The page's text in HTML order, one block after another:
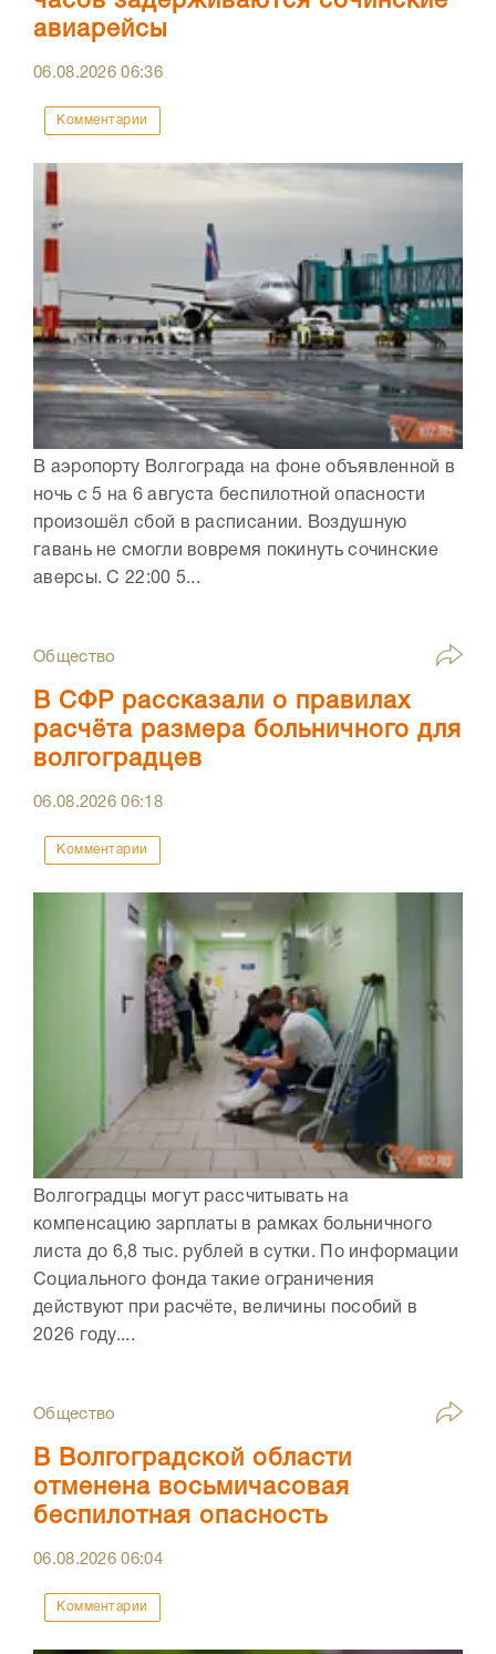
авиарейсы
06.08.202606:36
Комментарии
В аэропорту Волгограда на фоне объявленной в
ночь с 5 на 6 августа беспилотной опасности
произошёл сбой в расписании. Воздушную
гавань не смогли вовремя покинуть сочинские
аверсы. С 22:00 5...
Общество
В СФР рассказали о правилах
расчёта размера больничного для
волгоградцев
06.08.202606:18
Комментарии
Волгоградцы могут рассчитывать на
компенсацию зарплаты в рамках больничного
листа до 6,8 тыс. рублей в сутки. По информации
Социального фонда такие ограничения
действуют при расчёте, величины пособий в
2026 году....
Общество
В Волгоградской области
отменена восьмичасовая
беспилотная опасность
06.08.202606:04
Комментарии